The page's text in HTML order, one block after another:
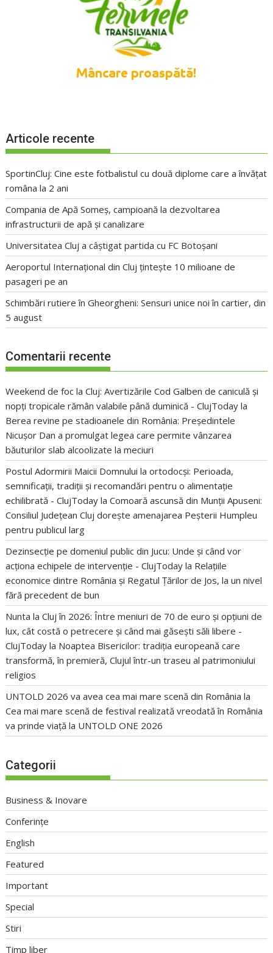
Articole recente
SportinCluj: Cine este fotbalistul cu două diplome care a învățat
româna la 2 ani
Compania de Apă Someș, campioană la dezvoltarea
infrastructurii de apă și canalizare
Universitatea Cluj a câștigat partida cu FC Botoșani
Aeroportul Internațional din Cluj țintește 10 milioane de
pasageri pe an
Schimbări rutiere în Gheorgheni: Sensuri unice noi în cartier, din
5 august
Comentarii recente
Weekend de foc la Cluj: Avertizările Cod Galben de caniculă și
nopți tropicale rămân valabile până duminică - ClujToday la
Berea revine pe stadioanele din România: Președintele
Nicușor Dan a promulgat legea care permite vânzarea
băuturilor slab alcoolizate la meciuri
Postul Adormirii Maicii Domnului la ortodocși: Perioada,
semnificații, tradiții și recomandări pentru o alimentație
echilibrată - ClujToday laComoară ascunsă din Munții Apuseni:
Consiliul Județean Cluj dorește amenajarea Peșterii Humpleu
pentru publicul larg
Dezinsecție pe domeniul public din Jucu: Unde și când vor
acționa echipele de intervenție - ClujToday la Relațiile
economice dintre România și Regatul Țărilor de Jos, la un nivel
fără precedent de bun
Nunta la Cluj în 2026: Între meniuri de 70 de euro și opțiuni de
lux, cât costă o petrecere și când mai găsești săli libere -
ClujToday la Noaptea Bisericilor: tradiția europeană care
transformă, în premieră, Clujul într-un traseu al patrimoniului
religios
UNTOLD 2026 va avea cea mai mare scenă din România la
Cea mai mare scenă de festival realizată vreodată în România
va prinde viață la UNTOLD ONE 2026
Categorii
Business & Inovare
Conferințe
English
Featured
Important
Special
Stiri
Timp liber